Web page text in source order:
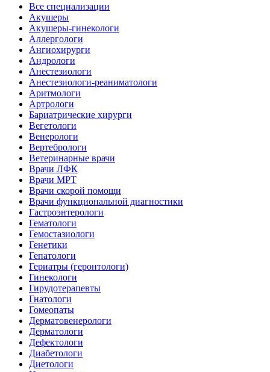
Все специализации
Акушеры
Акушеры-гинекологи
Аллергологи
Ангиохирурги
Андрологи
Анестезиологи
Анестезиологи-реаниматологи
Аритмологи
Артрологи
Бариатрические хирурги
Вегетологи
Венерологи
Вертебрологи
Ветеринарные врачи
Врачи ЛФК
Врачи МРТ
Врачи скорой помощи
Врачи функциональной диагностики
Гастроэнтерологи
Гематологи
Гемостазиологи
Генетики
Гепатологи
Гериатры (геронтологи)
Гинекологи
Гирудотерапевты
Гнатологи
Гомеопаты
Дерматовенерологи
Дерматологи
Дефектологи
Диабетологи
Диетологи